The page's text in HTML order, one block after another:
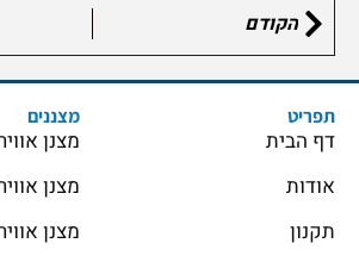
הקודם
תפריט
דף הבית
אודות
תקנון
מצננים
מצנן
מצנן
מצנן